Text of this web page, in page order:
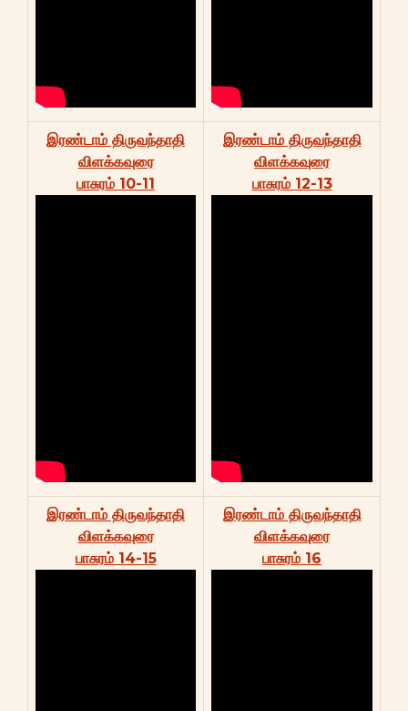
இரண்டாம் திருவந்தாதி
விளக்கவுரை
பாசுரம் 10-11
இரண்டாம் திருவந்தாதி
விளக்கவுரை
பாசுரம் 12-13
இரண்டாம் திருவந்தாதி
விளக்கவுரை
பாசுரம் 14-15
இரண்டாம் திருவந்தாதி
விளக்கவுரை
பாசுரம் 16